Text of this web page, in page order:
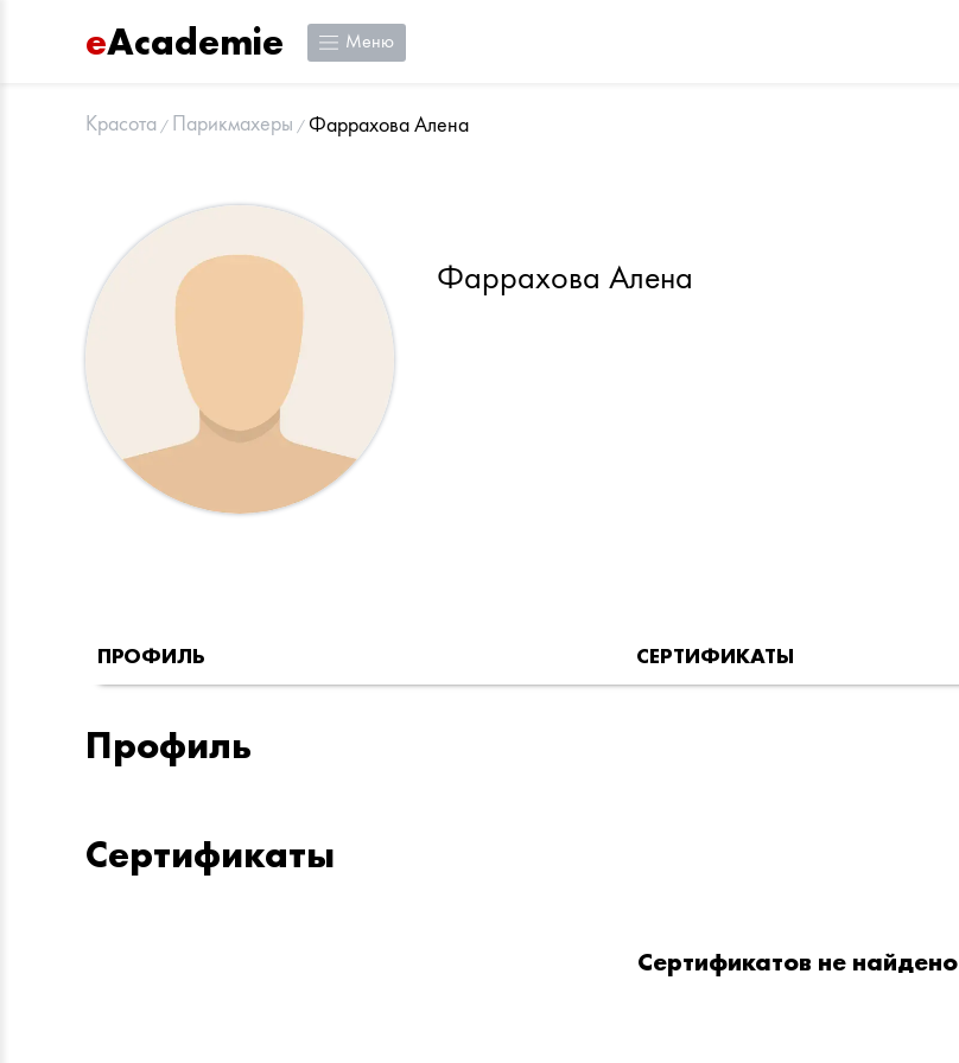
eAcademie Меню
Красота Парикмахеры Фаррахова Алена
Фаррахова Алена
ПРОФИЛЬ СЕРТИФИКАТЫ
Профиль
Сертификаты
Сертификатов не найдено